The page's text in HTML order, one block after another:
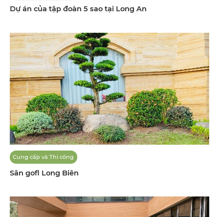
Dự án của tập đoàn 5 sao tại Long An
Cung cấp và Thi công
Sân gofl Long Biên